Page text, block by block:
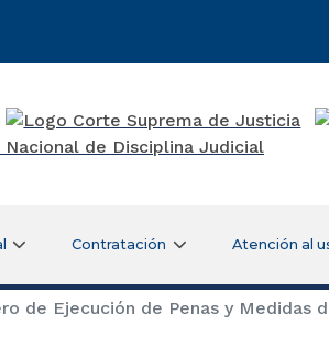
Contratación Atención al
de Ejecución de Penas y Medidas